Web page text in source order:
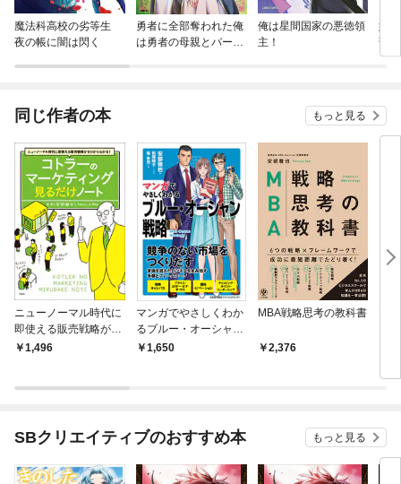
魔法科高校の劣等生
夜の帳に闇は閃く
勇者に全部奪われた俺
は勇者の母親とパーテ
俺は星間国家の悪徳領
主！
嫌
部
同じ作者の本 もっと見る
ニューノーマル時代に
即使える販売戦略がゼ
ロからわかる！ コトラ
1,496
マンガでやさしくわか
るブルー・オーシャン
戦略1,650
MBA戦略思考の教科書
2,376
SBクリエイティブのおすすめ本 もっと見る